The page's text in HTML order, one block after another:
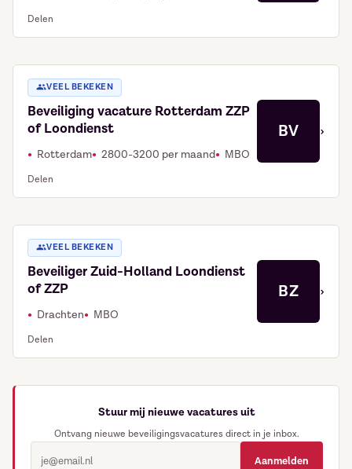
Delen
VEEL BEKEKEN
Beveiliging vacature Rotterdam ZZP
of Loondienst
Rotterdam 2800-3200 per maand MBO
Delen
BV ›
VEEL BEKEKEN
Beveiliger Zuid-Holland Loondienst
of ZZP
Drachten MBO
Delen
BZ ›
Stuur mij nieuwe vacatures uit
Ontvang nieuwe beveiligingsvacatures direct in je inbox.
Aanmelden